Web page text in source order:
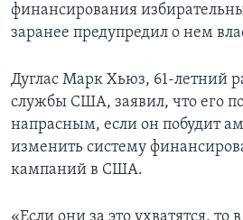
финансирования
заранее предупредил о нем
Дуглас Марк Хьюз, 61-летний
службы США, заявил, что его
напрасным, если он побудит
изменить систему
кампаний в США.